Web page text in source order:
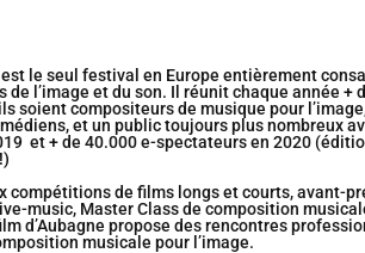
est le seul festival en Europe entièrement
de l’image et du son. Il réunit chaque année +
soient compositeurs de musique pour
et un public toujours plus nombreux
et + de 40.000 e-spectateurs en 2020
compétitions de films longs et courts, avant-
music, Master Class de composition
d’Aubagne propose des rencontres
musicale pour l’image.